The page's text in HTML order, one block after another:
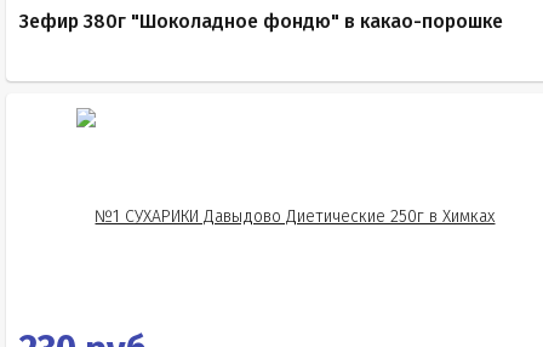
Зефир 380г "Шоколадное фондю" в какао-порошке